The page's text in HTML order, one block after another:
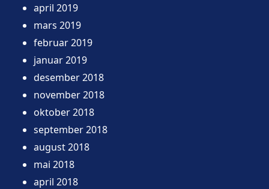
april 2019
mars 2019
februar 2019
januar 2019
desember 2018
november 2018
oktober 2018
september 2018
august 2018
mai 2018
april 2018